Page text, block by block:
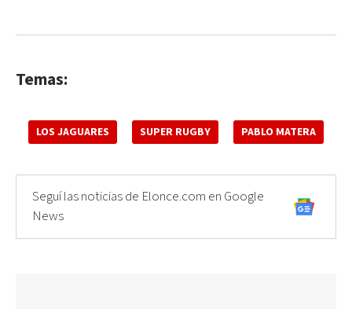
Temas:
LOS JAGUARES SUPER RUGBY PABLO MATERA
Seguí las noticias de Elonce.com en Google
News